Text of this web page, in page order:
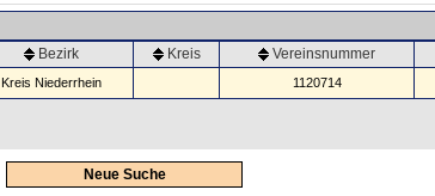
Bezirk Kreis Vereinsnummer
Kreis Niederrhein 1120714
Neue Suche